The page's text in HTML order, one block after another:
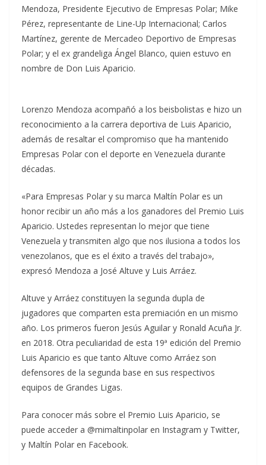
Mendoza, Presidente Ejecutivo de Empresas Polar; Mike
Pérez, representante de Line-Up Internacional; Carlos
Martínez, gerente de Mercadeo Deportivo de Empresas
Polar; y el ex grandeliga Ángel Blanco, quien estuvo en
nombre de Don Luis Aparicio.
Lorenzo Mendoza acompañó a los beisbolistas e hizo un
reconocimiento a la carrera deportiva de Luis Aparicio,
además de resaltar el compromiso que ha mantenido
Empresas Polar con el deporte en Venezuela durante
décadas.
«Para Empresas Polar y su marca Maltín Polar es un
honor recibir un año más a los ganadores del Premio Luis
Aparicio. Ustedes representan lo mejor que tiene
Venezuela y transmiten algo que nos ilusiona a todos los
venezolanos, que es el éxito a través del trabajo»,
expresó Mendoza a José Altuve y Luis Arráez.
Altuve y Arráez constituyen la segunda dupla de
jugadores que comparten esta premiación en un mismo
año. Los primeros fueron Jesús Aguilar y Ronald Acuña Jr.
en 2018. Otra peculiaridad de esta 19ª edición del Premio
Luis Aparicio es que tanto Altuve como Arráez son
defensores de la segunda base en sus respectivos
equipos de Grandes Ligas.
Para conocer más sobre el Premio Luis Aparicio, se
puede acceder a @mimaltinpolar en Instagram y Twitter,
y Maltín Polar en Facebook.